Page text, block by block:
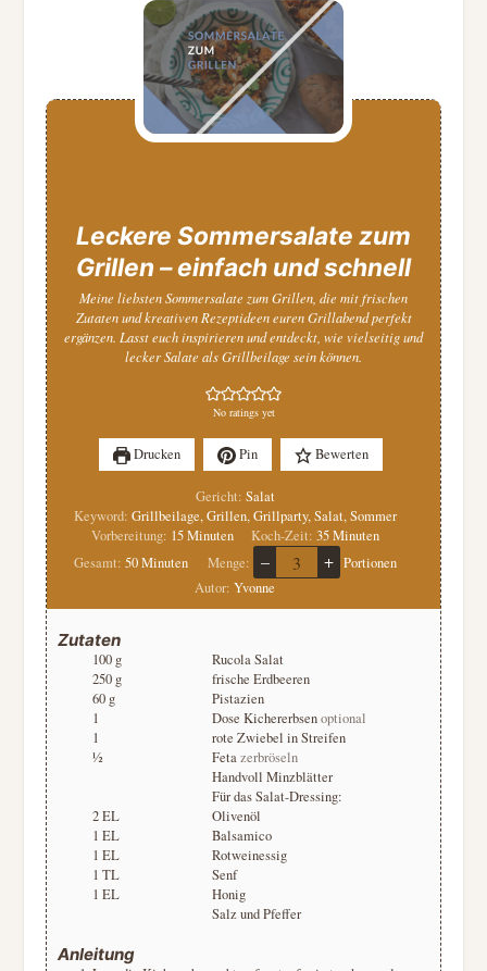
Leckere Sommersalate zum
Grillen – einfach und schnell
Meine liebstenSommersalate zum Grillen, die mit frischen
Zutaten und kreativen Rezeptideen euren Grillabend perfekt
ergänzen. Lasst euch inspirieren und entdeckt, wie vielseitig und
lecker Salate als Grillbeilage sein können.
No ratings yet
Drucken Pin Bewerten
Gericht: Salat
Keyword: Grillbeilage, Grillen, Grillparty, Salat, Sommer
Vorbereitung: 15Minuten
Minuten Koch-Zeit: 35Minuten
Minuten
Gesamt: 50Minuten
Minuten Menge: – + Portionen
Autor:Yvonne
Zutaten
100 g
Rucola Salat
250 g
frische Erdbeeren
60 g
Pistazien
1
Dose Kichererbsen optional
1
rote Zwiebel in Streifen
½
Feta zerbröseln
Handvoll Minzblätter
Für das Salat-Dressing:
2 EL
Olivenöl
1 EL
Balsamico
1 EL
Rotweinessig
1 TL
Senf
1 EL
Honig
Salz und Pfeffer
Anleitung